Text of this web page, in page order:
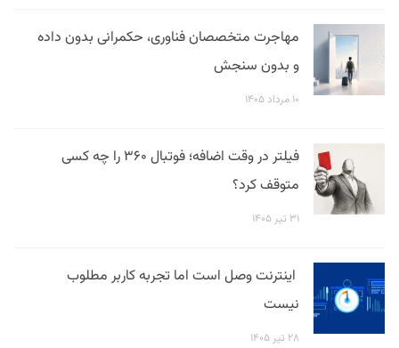
مهاجرت متخصصان فناوری، حکمرانی بدون داده
و بدون سنجش
۱۰ مرداد ۱۴۰۵
فیلتر در وقت اضافه؛ فوتبال ۳۶۰ را چه کسی
متوقف کرد؟
۳۱ تیر ۱۴۰۵
اینترنت وصل است اما تجربه کاربر مطلوب
نیست
۲۸ تیر ۱۴۰۵